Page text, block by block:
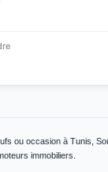
ou occasion à Tunis,
immobiliers.